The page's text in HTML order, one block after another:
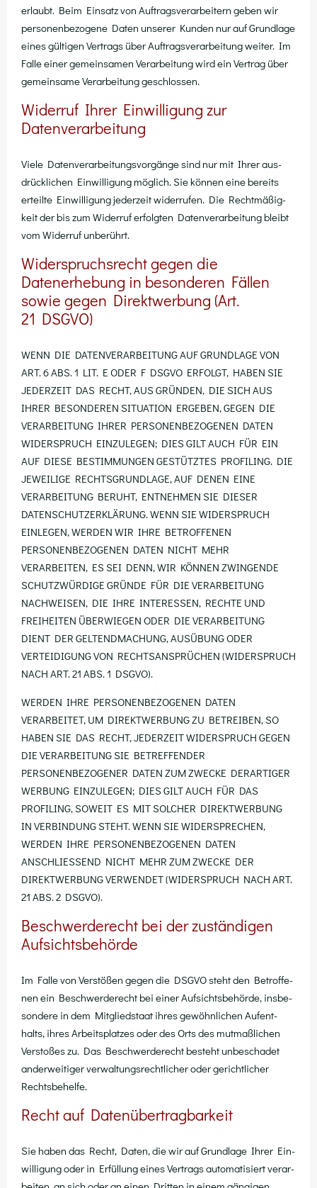
erlaubt. Beim Ein­satz von Auf­trags­ver­ar­bei­tern geben wir
per­so­nen­be­zo­ge­ne Daten unse­rer Kun­den nur auf Grund­la­ge
eines gül­ti­gen Ver­trags über Auf­trags­ver­ar­bei­tung wei­ter. Im
Fal­le einer gemein­sa­men Ver­ar­bei­tung wird ein Ver­trag über
gemein­sa­me Ver­ar­bei­tung geschlossen.
Widerruf Ihrer Einwilligung zur
Datenverarbeitung
Vie­le Daten­ver­ar­bei­tungs­vor­gän­ge sind nur mit Ihrer aus­
drück­li­chen Ein­wil­li­gung mög­lich. Sie kön­nen eine bereits
erteil­te Ein­wil­li­gung jeder­zeit wider­ru­fen. Die Recht­mä­ßig­
keit der bis zum Wider­ruf erfolg­ten Daten­ver­ar­bei­tung bleibt
vom Wider­ruf unberührt.
Widerspruchsrecht gegen die
Datenerhebung in besonderen Fällen
sowie gegen Direktwerbung (Art.
21 DSGVO)
WENN DIE DATENVERARBEITUNG AUF GRUNDLAGE VON
ART. 6 ABS. 1 LIT. E ODER F DSGVO ERFOLGT, HABEN SIE
JEDERZEIT DAS RECHT, AUS GRÜNDEN, DIE SICH AUS
IHRER BESONDEREN SITUATION ERGEBEN, GEGEN DIE
VERARBEITUNG IHRER PERSONENBEZOGENEN DATEN
WIDERSPRUCH EINZULEGEN; DIES GILT AUCH FÜR EIN
AUF DIESE BESTIMMUNGEN GESTÜTZTES PROFILING. DIE
JEWEILIGE RECHTSGRUNDLAGE, AUF DENEN EINE
VERARBEITUNG BERUHT, ENTNEHMEN SIE DIESER
DATENSCHUTZERKLÄRUNG. WENN SIE WIDERSPRUCH
EINLEGEN, WERDEN WIR IHRE BETROFFENEN
PERSONENBEZOGENEN DATEN NICHT MEHR
VERARBEITEN, ES SEI DENN, WIR KÖNNEN ZWINGENDE
SCHUTZWÜRDIGE GRÜNDE FÜR DIE VERARBEITUNG
NACHWEISEN, DIE IHRE INTERESSEN, RECHTE UND
FREIHEITEN ÜBERWIEGEN ODER DIE VERARBEITUNG
DIENT DER GELTENDMACHUNG, AUSÜBUNG ODER
VERTEIDIGUNG VON RECHTSANSPRÜCHEN (WIDERSPRUCH
NACH ART. 21 ABS. 1 DSGVO).
WERDEN IHRE PERSONENBEZOGENEN DATEN
VERARBEITET, UM DIREKTWERBUNG ZU BETREIBEN, SO
HABEN SIE DAS RECHT, JEDERZEIT WIDERSPRUCH GEGEN
DIE VERARBEITUNG SIE BETREFFENDER
PERSONENBEZOGENER DATEN ZUM ZWECKE DERARTIGER
WERBUNG EINZULEGEN; DIES GILT AUCH FÜR DAS
PROFILING, SOWEIT ES MIT SOLCHER DIREKTWERBUNG
IN VERBINDUNG STEHT. WENN SIE WIDERSPRECHEN,
WERDEN IHRE PERSONENBEZOGENEN DATEN
ANSCHLIESSEND NICHT MEHR ZUM ZWECKE DER
DIREKTWERBUNG VERWENDET (WIDERSPRUCH NACH ART.
21 ABS. 2 DSGVO).
Beschwerde­recht bei der zuständigen
Aufsichtsbehörde
Im Fal­le von Ver­stö­ßen gegen die DSGVO steht den Betrof­fe­
nen ein Beschwer­de­recht bei einer Auf­sichts­be­hör­de, ins­be­
son­de­re in dem Mit­glied­staat ihres gewöhn­li­chen Auf­ent­
halts, ihres Arbeits­plat­zes oder des Orts des mut­maß­li­chen
Ver­sto­ßes zu. Das Beschwer­de­recht besteht unbe­scha­det
ander­wei­ti­ger ver­wal­tungs­recht­li­cher oder gericht­li­cher
Rechtsbehelfe.
Recht auf Datenübertragbarkeit
Sie haben das Recht, Daten, die wir auf Grund­la­ge Ihrer Ein­
wil­li­gung oder in Erfül­lung eines Ver­trags auto­ma­ti­siert ver­ar­